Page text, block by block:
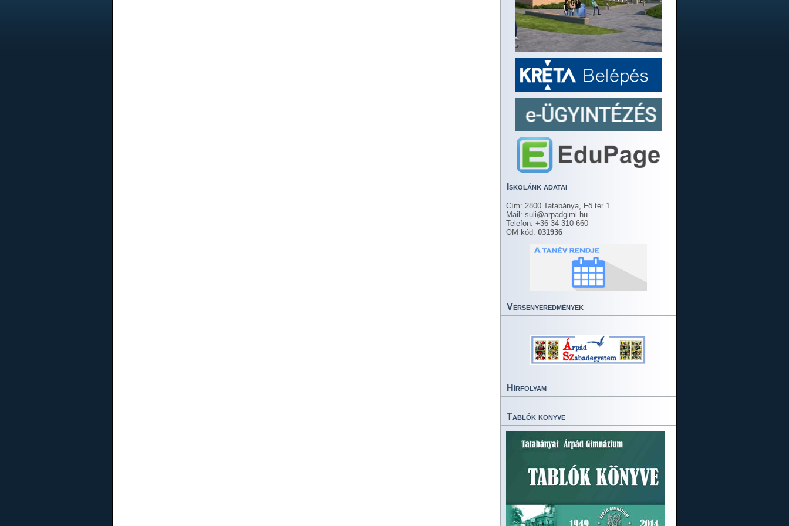
Iskolánk adatai
Cím: 2800 Tatabánya, Fő tér 1.
Mail: suli@arpadgimi.hu
Telefon: +36 34 310-660
OM kód: 031936
Versenyeredmények
Hírfolyam
Tablók könyve